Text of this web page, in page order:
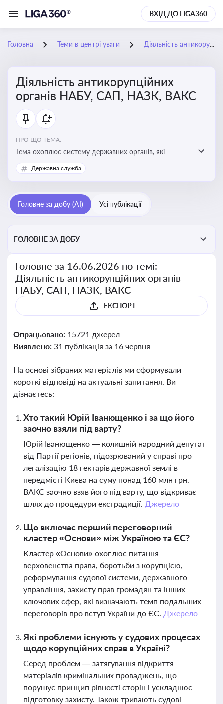
ВХІД ДО LIGA360
Головна Теми в центрі уваги Діяльність антикорупційних органів НАБУ, САП, НАЗК, ВАКС
Діяльність антикорупційних
органів НАБУ, САП, НАЗК, ВАКС
ПРО ЩО ТЕМА:
Тема охоплює систему державних органів, які
здійснюють запобігання, виявлення та розслідування
корупційних правопорушень, що є ключовим
у державному управлінні та бізнесі
Державна служба
Головне за добу (AI) Усі публікації
ГОЛОВНЕ ЗА ДОБУ
Головне за 16.06.2026 по темі:
Діяльність антикорупційних органів
НАБУ, САП, НАЗК, ВАКС
ЕКСПОРТ
Опрацьовано: 15721 джерел
Виявлено: 31 публікація за 16 червня
На основі зібраних матеріалів ми сформували
короткі відповіді на актуальні запитання. Ви
дізнаєтесь:
Хто такий Юрій Іванющенко і за що його
заочно взяли під варту?
Юрій Іванющенко — колишній народний депутат
від Партії регіонів, підозрюваний у справі про
легалізацію 18 гектарів державної землі в
передмісті Києва на суму понад 160 млн грн.
ВАКС заочно взяв його під варту, що відкриває
шлях до процедури екстрадиції. Джерело
Що включає перший переговорний
кластер «Основи» між Україною та ЄС?
Кластер «Основи» охоплює питання
верховенства права, боротьби з корупцією,
реформування судової системи, державного
управління, захисту прав громадян та інших
ключових сфер, які визначають темп подальших
переговорів про вступ України до ЄС. Джерело
Які проблеми існують у судових процесах
щодо корупційних справ в Україні?
Серед проблем — затягування відкриття
матеріалів кримінальних проваджень, що
порушує принцип рівності сторін і ускладнює
підготовку захисту. Також тривають судові